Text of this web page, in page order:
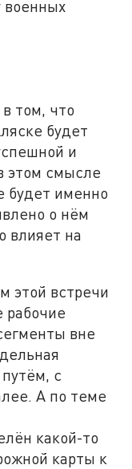
военных
том, что
будет
и
этом смысле
будет именно
о нём
влияет на
этой встречи
рабочие
вне
с
А по теме
какой-то
карты к